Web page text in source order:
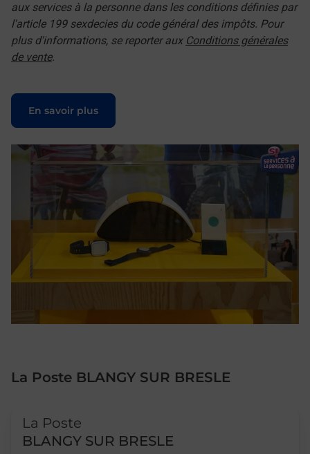
aux services à la personne dans les conditions définies par
l'article 199 sexdecies du code général des impôts. Pour
plus d'informations, se reporter aux Conditions générales
de vente.
En savoir plus
Le lien s'ouvre dans un nouvel onglet
La Poste BLANGY SUR BRESLE
La Poste
BLANGY SUR BRESLE